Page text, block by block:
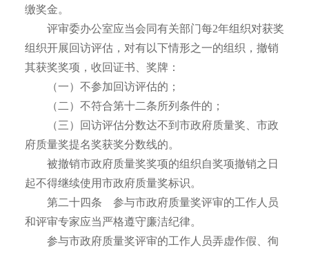
缴奖金。
评审委办公室应当会同有关部门每2年组织对获奖
组织开展回访评估，对有以下情形之一的组织，撤销
其获奖奖项，收回证书、奖牌：
（一）不参加回访评估的；
（二）不符合第十二条所列条件的；
（三）回访评估分数达不到市政府质量奖、市政
府质量奖提名奖获奖分数线的。
被撤销市政府质量奖奖项的组织自奖项撤销之日
起不得继续使用市政府质量奖标识。
第二十四条 参与市政府质量奖评审的工作人员
和评审专家应当严格遵守廉洁纪律。
参与市政府质量奖评审的工作人员弄虚作假、徇